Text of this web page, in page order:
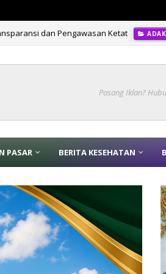
dan Pengawasan Ketat
Pasang Iklan?
PASAR BERITA KESEHATAN